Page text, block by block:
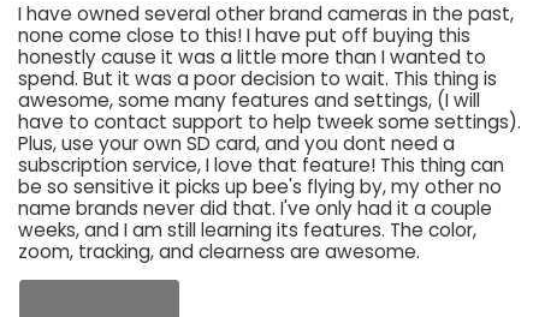
I have owned several other brand cameras in the past,
none come close to this! I have put off buying this
honestly cause it was a little more than I wanted to
spend. But it was a poor decision to wait. This thing is
awesome, some many features and settings, (I will
have to contact support to help tweek some settings).
Plus, use your own SD card, and you dont need a
subscription service, I love that feature! This thing can
be so sensitive it picks up bee's flying by, my other no
name brands never did that. I've only had it a couple
weeks, and I am still learning its features. The color,
zoom, tracking, and clearness are awesome.